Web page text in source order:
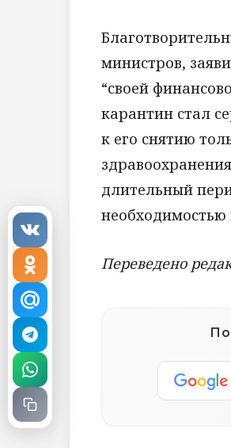
министров,
“своей
карантин стал
к его снятию
длительный
необходимостью
Переведено